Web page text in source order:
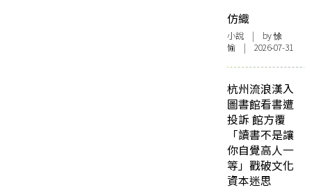
仿織
小說 | by 悇
愉 | 2026-07-31
杭州流浪漢入
圖書館看書遭
投訴 館方覆
「讀書不是讓
你自覺高人一
等」戳破文化
資本迷思